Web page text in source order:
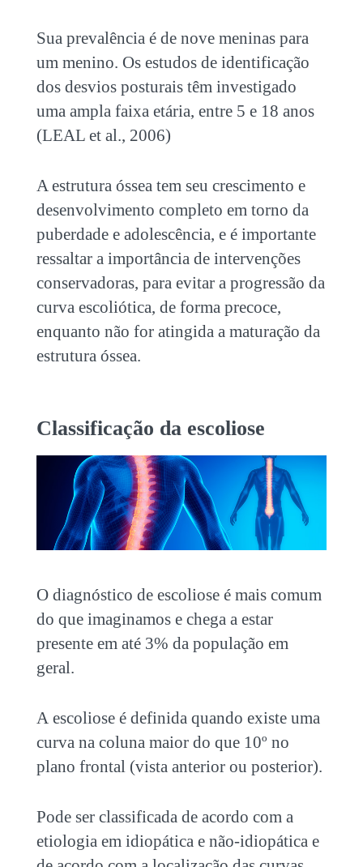
Sua prevalência é de nove meninas para
um menino. Os estudos de identificação
dos desvios posturais têm investigado
uma ampla faixa etária, entre 5 e 18 anos
(LEAL et al., 2006)
A estrutura óssea tem seu crescimento e
desenvolvimento completo em torno da
puberdade e adolescência, e é importante
ressaltar a importância de intervenções
conservadoras, para evitar a progressão da
curva escoliótica, de forma precoce,
enquanto não for atingida a maturação da
estrutura óssea.
Classificação da escoliose
O diagnóstico de escoliose é mais comum
do que imaginamos e chega a estar
presente em até 3% da população em
geral.
A escoliose é definida quando existe uma
curva na coluna maior do que 10º no
plano frontal (vista anterior ou posterior).
Pode ser classificada de acordo com a
etiologia em idiopática e não-idiopática e